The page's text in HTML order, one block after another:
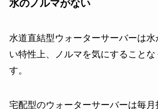
水のノルマがない
水道直結型ウォーターサーバーは水
い特性上、ノルマを気にすることな
す。
宅配型のウォーターサーバーは毎